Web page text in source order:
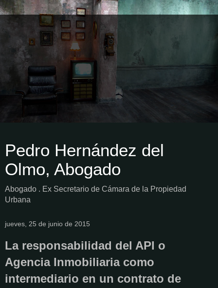
Pedro Hernández del
Olmo, Abogado
Abogado . Ex Secretario de Cámara de la Propiedad
Urbana
jueves, 25 de junio de 2015
La responsabilidad del API o
Agencia Inmobiliaria como
intermediario en un contrato de